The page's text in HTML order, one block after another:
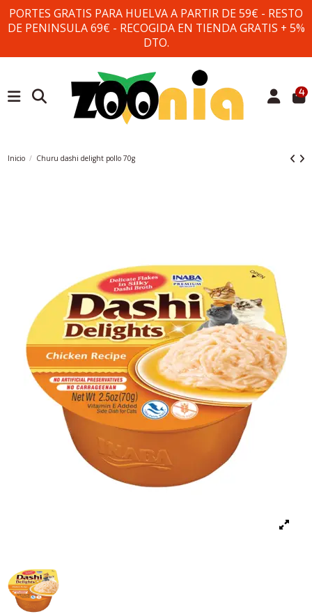
PORTES GRATIS PARA HUELVA A PARTIR DE 59€ - RESTO
DE PENINSULA 69€ - RECOGIDA EN TIENDA GRATIS + 5%
DTO.
4
Inicio Churu dashi delight pollo 70g